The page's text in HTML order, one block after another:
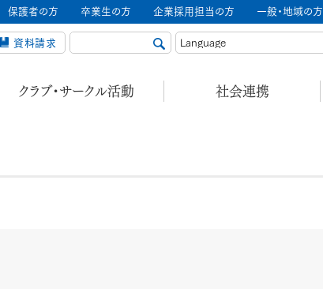
保護者の方 卒業生の方 企業採用担当の方 一般・地域の方
クラブ・サークル活動 社会連携
資料請求